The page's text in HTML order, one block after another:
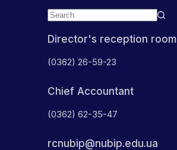
Director's reception room
(0362) 26-59-23
Chief Accountant
(0362) 62-35-47
rcnubip@nubip.edu.ua